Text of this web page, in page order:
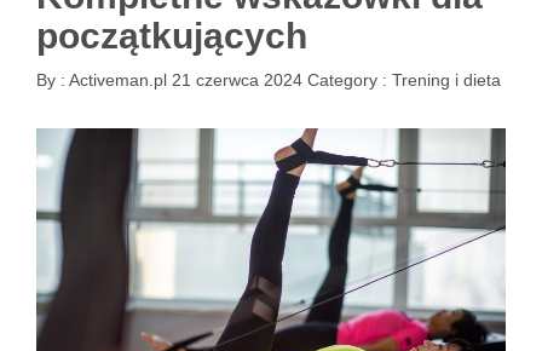
początkujących
By : Activeman.pl 21 czerwca 2024 Category : Trening i dieta